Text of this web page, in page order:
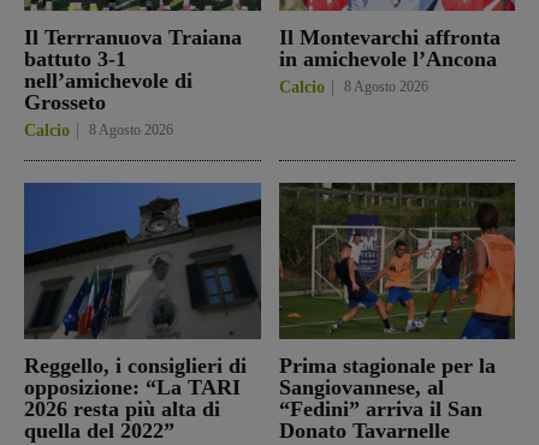
Il Terrranuova Traiana
battuto 3-1
nell’amichevole di
Grosseto
Calcio 8 Agosto 2026
Il Montevarchi affronta
in amichevole l’Ancona
Calcio 8 Agosto 2026
Reggello, i consiglieri di
opposizione: “La TARI
2026 resta più alta di
quella del 2022”
Prima stagionale per la
Sangiovannese, al
“Fedini” arriva il San
Donato Tavarnelle